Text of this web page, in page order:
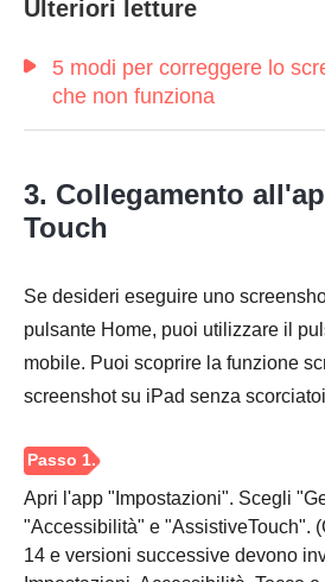
3.
Ulteriori letture
5 modi per correggere lo
che non funziona
3. Collegamento
Touch
Se desideri eseguire uno
pulsante Home, puoi utilizzare il
mobile. Puoi scoprire la funzione
screenshot su iPad senza
Apri l'app "Impostazioni". Scegli
"Accessibilità" e "AssistiveTouch".
14 e versioni successive devono